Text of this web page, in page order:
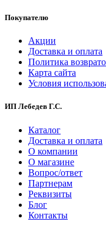
Покупателю
Акции
Доставка и оплата
Политика
Карта сайта
Условия
ИП Лебедев Г.С.
Каталог
Доставка и оплата
О компании
О магазине
Вопрос/ответ
Партнерам
Реквизиты
Блог
Контакты